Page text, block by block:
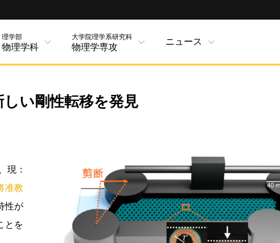
理学部
物理学科
大学院理学系研究科
物理学専攻
ニュース
い剛性転移を発見
現：
准教
性が
とを